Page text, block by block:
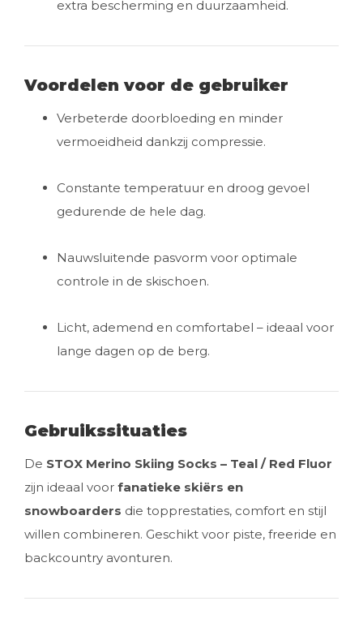
extra bescherming en duurzaamheid.
Voordelen voor de gebruiker
Verbeterde doorbloeding en minder
vermoeidheid dankzij compressie.
Constante temperatuur en droog gevoel
gedurende de hele dag.
Nauwsluitende pasvorm voor optimale
controle in de skischoen.
Licht, ademend en comfortabel – ideaal voor
lange dagen op de berg.
Gebruikssituaties
De STOX Merino Skiing Socks – Teal / Red Fluor
zijn ideaal voor fanatieke skiërs en
snowboarders die topprestaties, comfort en stijl
willen combineren. Geschikt voor piste, freeride en
backcountry avonturen.